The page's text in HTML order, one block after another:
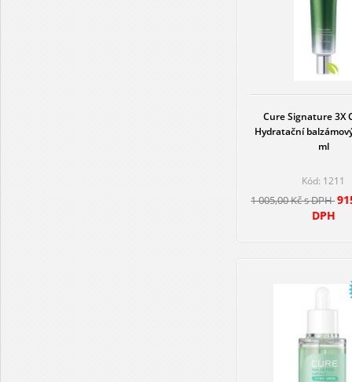
Cure Signature 3X
Hydratační
ml
Kód: 1211
1 005,00 Kč s DPH
DPH